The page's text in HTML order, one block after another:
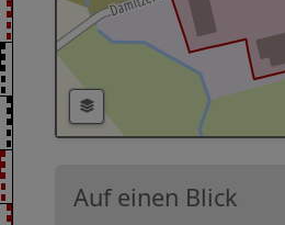
Auf einen Blick